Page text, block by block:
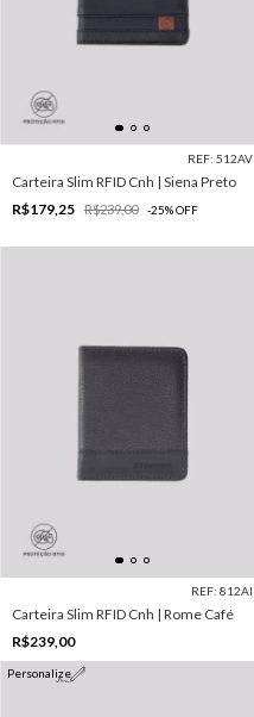
REF: 512AV
Carteira Slim RFID Cnh | Siena Preto
R$179,25
R$239,00 -25%OFF
REF: 812AI
Carteira Slim RFID Cnh | Rome Café
R$239,00
Personalize